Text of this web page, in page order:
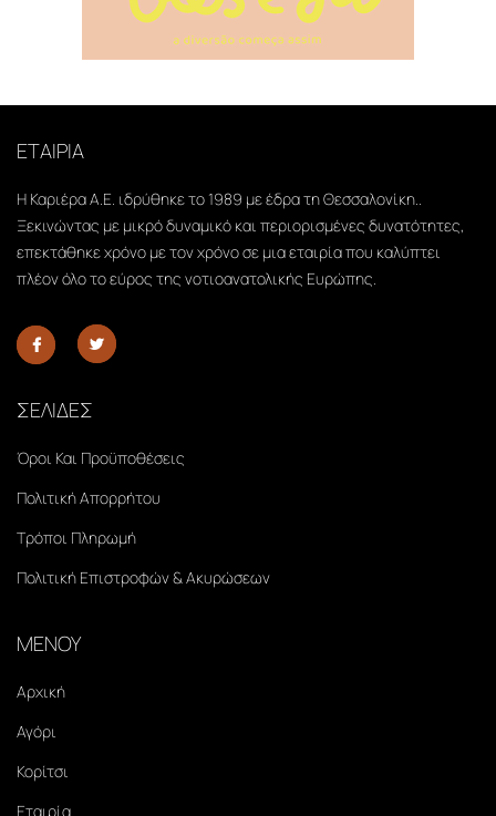
ΕΤΑΙΡΙΑ
Η Καριέρα Α.Ε. ιδρύθηκε το 1989 με έδρα τη Θεσσαλονίκη..
Ξεκινώντας με μικρό δυναμικό και περιορισμένες δυνατότητες,
επεκτάθηκε χρόνο με τον χρόνο σε μια εταιρία που καλύπτει
πλέον όλο το εύρος της νοτιοανατολικής Ευρώπης.
ΣΕΛΙΔΕΣ
Όροι Και Προϋποθέσεις
Πολιτική Απορρήτου
Τρόποι Πληρωμή
Πολιτική Επιστροφών & Ακυρώσεων
ΜΕΝΟΥ
Αρχική
Αγόρι
Κορίτσι
Εταιρία